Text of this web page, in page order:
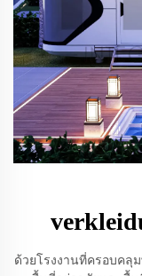
ด้วยโรงงานที่ครอบค